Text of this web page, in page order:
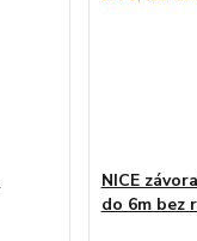
NICE
do 6m bez